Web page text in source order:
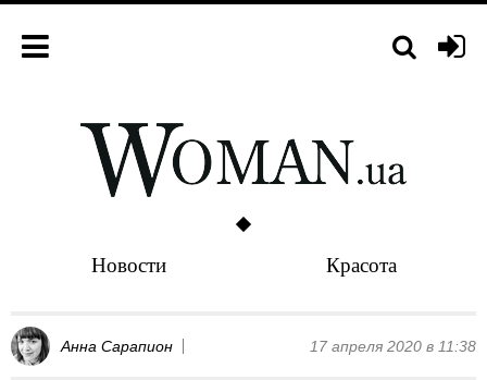
Новости Красота
Анна Сарапион 17 апреля 2020 в 11:38